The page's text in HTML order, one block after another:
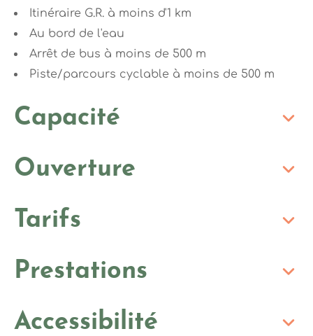
Itinéraire G.R. à moins d'1 km
Au bord de l'eau
Arrêt de bus à moins de 500 m
Piste/parcours cyclable à moins de 500 m
Capacité
Ouverture
Tarifs
Prestations
Accessibilité